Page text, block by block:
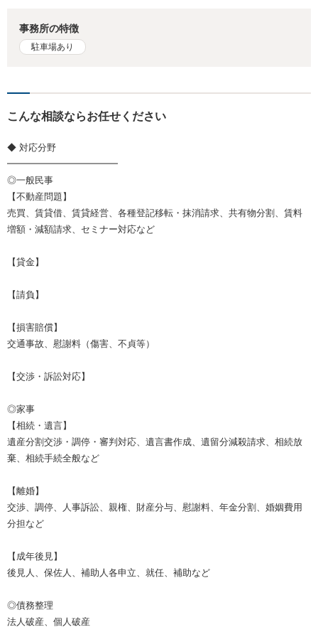
事務所の特徴
駐車場あり
こんな相談ならお任せください
◆ 対応分野
━━━━━━━━━━━━
◎一般民事
【不動産問題】
売買、賃貸借、賃貸経営、各種登記移転・抹消請求、共有物分割、賃料
増額・減額請求、セミナー対応など
【貸金】
【請負】
【損害賠償】
交通事故、慰謝料（傷害、不貞等）
【交渉・訴訟対応】
◎家事
【相続・遺言】
遺産分割交渉・調停・審判対応、遺言書作成、遺留分減殺請求、相続放
棄、相続手続全般など
【離婚】
交渉、調停、人事訴訟、親権、財産分与、慰謝料、年金分割、婚姻費用
分担など
【成年後見】
後見人、保佐人、補助人各申立、就任、補助など
◎債務整理
法人破産、個人破産